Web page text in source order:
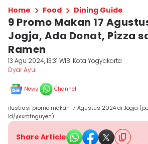
Home Food Dining Guide
9 Promo Makan 17
Jogja, Ada Donat, Pizza
Ramen
13 Agu 2024, 13:31 WIB Kota Yogyakarta
Dyar Ayu
News Channel
ilustrasi promo makan 17 Agustus 2024 di Jogja
id/@xmtnguyen)
Share Article